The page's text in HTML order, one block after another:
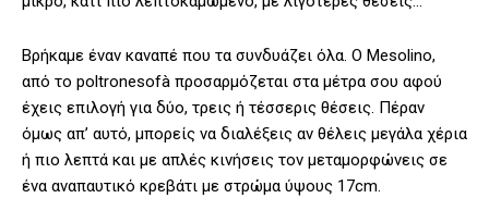
Βρήκαμε έναν καναπέ που τα συνδυάζει όλα. Ο Mesolino,
από το poltronesofà προσαρμόζεται στα μέτρα σου αφού
έχεις επιλογή για δύο, τρεις ή τέσσερις θέσεις. Πέραν
όμως απ’ αυτό, μπορείς να διαλέξεις αν θέλεις μεγάλα χέρια
ή πιο λεπτά και με απλές κινήσεις τον μεταμορφώνεις σε
ένα αναπαυτικό κρεβάτι με στρώμα ύψους 17cm.